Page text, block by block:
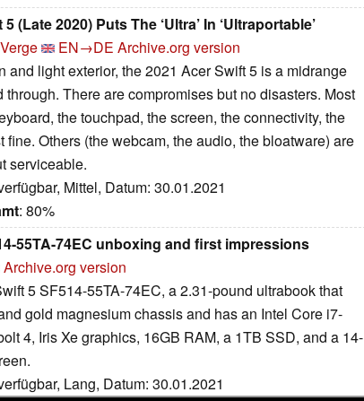
(Late 2020) Puts The ‘Ultra’ In ‘Ultraportable’
EN→DE Archive.org version
and light exterior, the 2021 Acer Swift 5 is a midrange
through. There are compromises but no disasters. Most
the touchpad, the screen, the connectivity, the
fine. Others (the webcam, the audio, the bloatware) are
serviceable.
Mittel, Datum: 30.01.2021
: 80%
55TA-74EC unboxing and first impressions
Archive.org version
5 SF514-55TA-74EC, a 2.31-pound ultrabook that
gold magnesium chassis and has an Intel Core i7-
4, Iris Xe graphics, 16GB RAM, a 1TB SSD, and a 14-
Lang, Datum: 30.01.2021